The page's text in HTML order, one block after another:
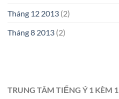
Tháng 12 2013 (2)
Tháng 8 2013 (2)
TRUNG TÂM TIẾNG Ý 1 KÈM 1